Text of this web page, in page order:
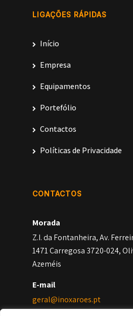
LIGAÇÕES RÁPIDAS
Início
Empresa
Equipamentos
Portefólio
Contactos
Políticas de Privacidade
CONTACTOS
Morada
Z.I. da Fontanheira, Av.
1471 Carregosa 3720-024,
Azeméis
E-mail
geral@inoxaroes.pt